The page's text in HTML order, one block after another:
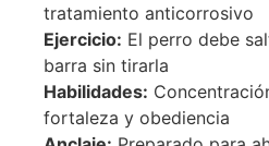
tratamiento anticorrosivo
Ejercicio: El perro debe
barra sin tirarla
Habilidades:
fortaleza y obediencia